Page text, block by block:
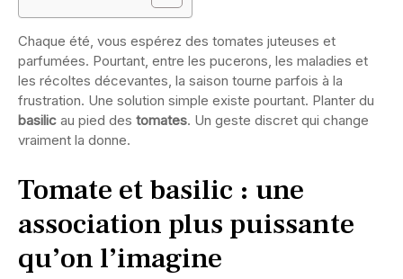
Chaque été, vous espérez des tomates juteuses et
parfumées. Pourtant, entre les pucerons, les maladies et
les récoltes décevantes, la saison tourne parfois à la
frustration. Une solution simple existe pourtant. Planter du
basilic au pied des tomates. Un geste discret qui change
vraiment la donne.
Tomate et basilic : une
association plus puissante
qu’on l’imagine